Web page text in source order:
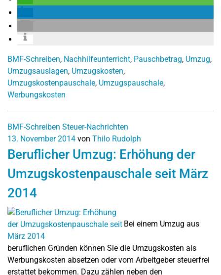
BMF-Schreiben, Nachhilfeunterricht, Pauschbetrag, Umzug,
Umzugsauslagen, Umzugskosten,
Umzugskostenpauschale, Umzugspauschale,
Werbungskosten
BMF-Schreiben Steuer-Nachrichten
13. November 2014 von Thilo Rudolph
Beruflicher Umzug: Erhöhung der
Umzugskostenpauschale seit März
2014
Bei einem Umzug aus
beruflichen Gründen können Sie die Umzugskosten als
Werbungskosten absetzen oder vom Arbeitgeber steuerfrei
erstattet bekommen. Dazu zählen neben den